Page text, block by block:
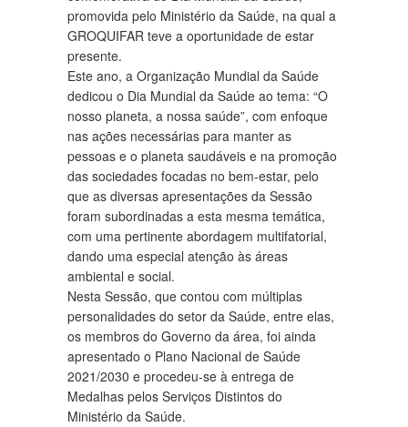
promovida pelo Ministério da Saúde, na qual a
GROQUIFAR teve a oportunidade de estar
presente.
Este ano, a Organização Mundial da Saúde
dedicou o Dia Mundial da Saúde ao tema: “O
nosso planeta, a nossa saúde”, com enfoque
nas ações necessárias para manter as
pessoas e o planeta saudáveis e na promoção
das sociedades focadas no bem-estar, pelo
que as diversas apresentações da Sessão
foram subordinadas a esta mesma temática,
com uma pertinente abordagem multifatorial,
dando uma especial atenção às áreas
ambiental e social.
Nesta Sessão, que contou com múltiplas
personalidades do setor da Saúde, entre elas,
os membros do Governo da área, foi ainda
apresentado o Plano Nacional de Saúde
2021/2030 e procedeu-se à entrega de
Medalhas pelos Serviços Distintos do
Ministério da Saúde.